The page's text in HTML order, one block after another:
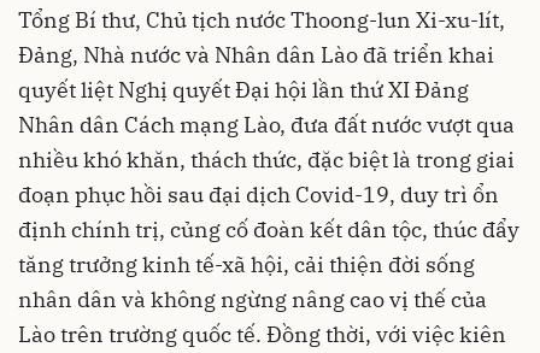
Tổng Bí thư, Chủ tịch nước Thoong-lun Xi-xu-lít,
Đảng, Nhà nước và Nhân dân Lào đã triển khai
quyết liệt Nghị quyết Đại hội lần thứ XI Đảng
Nhân dân Cách mạng Lào, đưa đất nước vượt qua
nhiều khó khăn, thách thức, đặc biệt là trong giai
đoạn phục hồi sau đại dịch Covid-19, duy trì ổn
định chính trị, củng cố đoàn kết dân tộc, thúc đẩy
tăng trưởng kinh tế-xã hội, cải thiện đời sống
nhân dân và không ngừng nâng cao vị thế của
Lào trên trường quốc tế. Đồng thời, với việc kiên